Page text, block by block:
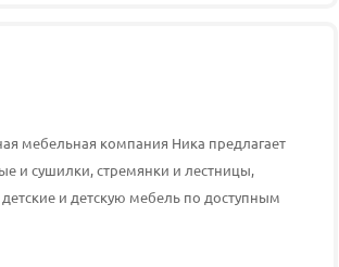
мебельная компания Ника предлагает
и сушилки, стремянки и лестницы,
и детскую мебель по доступным